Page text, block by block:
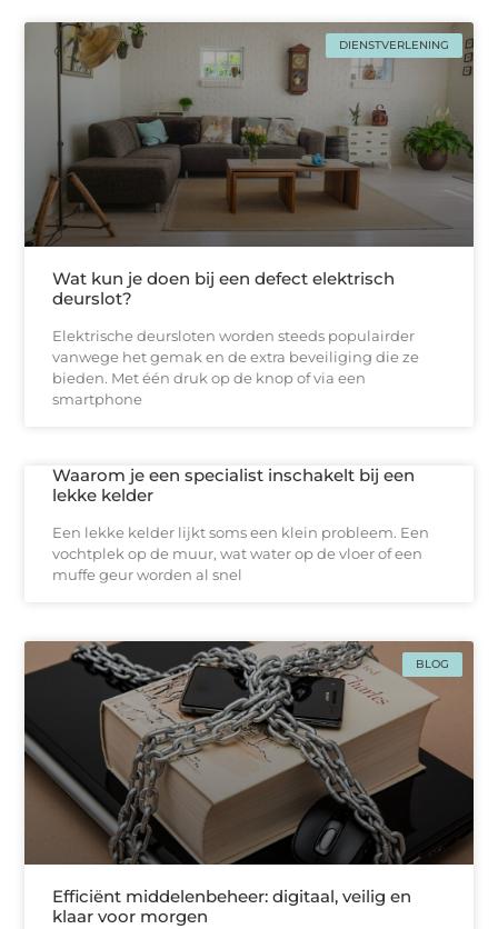
DIENSTVERLENING
Wat kun je doen bij een defect elektrisch
deurslot?
Elektrische deursloten worden steeds populairder
vanwege het gemak en de extra beveiliging die ze
bieden. Met één druk op de knop of via een
smartphone
Waarom je een specialist inschakelt bij een
lekke kelder
Een lekke kelder lijkt soms een klein probleem. Een
vochtplek op de muur, wat water op de vloer of een
muffe geur worden al snel
BLOG
Efficiënt middelenbeheer: digitaal, veilig en
klaar voor morgen